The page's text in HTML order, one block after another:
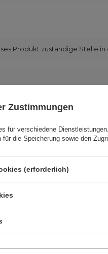
Produkt zuständige Stelle in
Verpackungshöhe in
Verpackungslänge in
Zustimmungen
für verschiedene
für die Speicherung sowie den
(erforderlich)